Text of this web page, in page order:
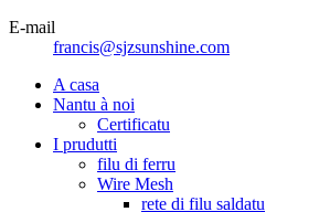
E-mail
francis@sjzsunshine.com
A casa
Nantu à noi
Certificatu
I prudutti
filu di ferru
Wire Mesh
rete di filu saldatu